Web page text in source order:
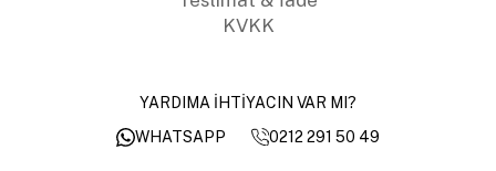
KVKK
YARDIMA İHTİYACIN VAR MI?
WHATSAPP
0212 291 50 49